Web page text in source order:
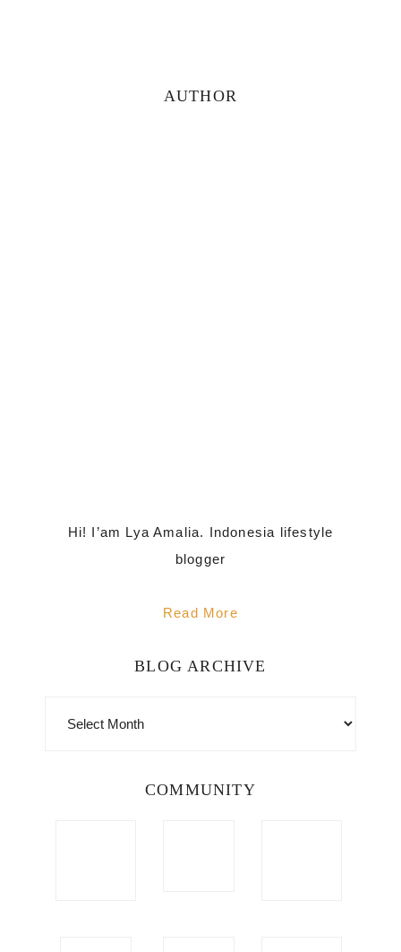
AUTHOR
Hi! I’am Lya Amalia. Indonesia lifestyle
blogger
Read More
BLOG ARCHIVE
COMMUNITY